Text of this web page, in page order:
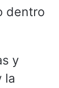
dentro
y
la